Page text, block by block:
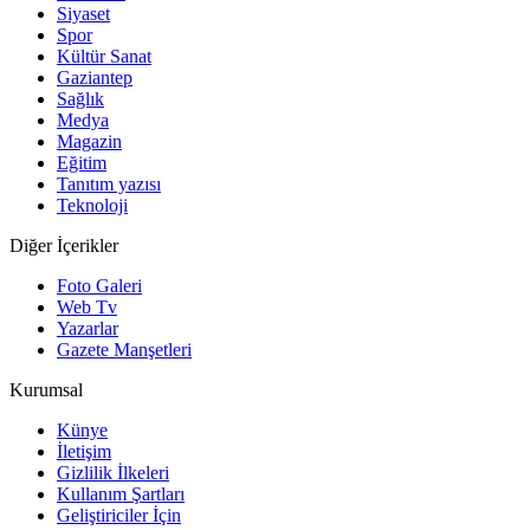
Siyaset
Spor
Kültür Sanat
Gaziantep
Sağlık
Medya
Magazin
Eğitim
Tanıtım yazısı
Teknoloji
Diğer İçerikler
Foto Galeri
Web Tv
Yazarlar
Gazete Manşetleri
Kurumsal
Künye
İletişim
Gizlilik İlkeleri
Kullanım Şartları
Geliştiriciler İçin